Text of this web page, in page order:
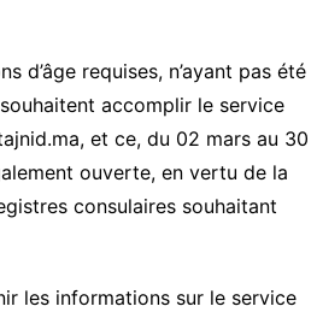
d’âge requises, n’ayant pas été
accomplir le service
et ce, du 02 mars au 30
ouverte, en vertu de la
consulaires souhaitant
les informations sur le service